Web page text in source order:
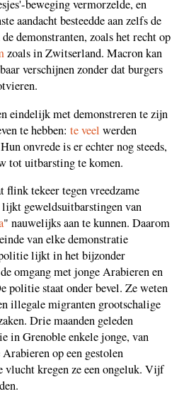
beweging vermorzelde, en
aandacht besteedde aan zelfs de
demonstranten, zoals het recht op
zoals in Zwitserland. Macron kan
verschijnen zonder dat burgers
eindelijk met demonstreren te zijn
te hebben: te veel werden
onvrede is er echter nog steeds,
tot uitbarsting te komen.
flink tekeer tegen vreedzame
lijkt geweldsuitbarstingen van
" nauwelijks aan te kunnen. Daarom
van elke demonstratie
lijkt in het bijzonder
omgang met jonge Arabieren en
politie staat onder bevel. Ze weten
illegale migranten grootschalige
Drie maanden geleden
in Grenoble enkele jonge, van
op een gestolen
vlucht kregen ze een ongeluk. Vijf